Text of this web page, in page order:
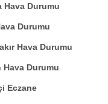
Hava Durumu
Durumu
Hava Durumu
Hava Durumu
Eczane